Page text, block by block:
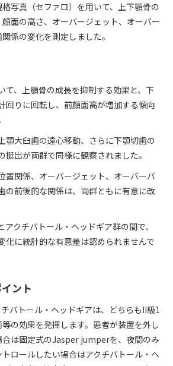
写真（セファロ）を用いて、上下顎骨の
面の高さ、オーバージェット、オーバー
係の変化を測定しました。
て、上顎骨の成長を抑制する効果と、下
回りに回転し、前顔面高が増加する傾向
顎大臼歯の遠心移動、さらに下顎切歯の
挺出が両群で同様に観察されました。
置関係、オーバージェット、オーバーバ
の前後的な関係は、両群ともに有意に改
クチバトール・ヘッドギア群の間で、
化に統計的な有意差は認められませんで
ント
バトール・ヘッドギアは、どちらもII級1
の効果を発揮します。患者が装置を外し
合は固定式のJasper jumperを、夜間のみ
ロールしたい場合はアクチバトール・ヘ